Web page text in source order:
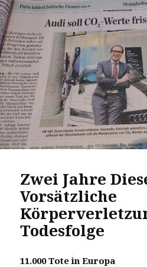
Zwei Jahre
Vorsätzliche
Todesfolge
11.000 Tote in Europa